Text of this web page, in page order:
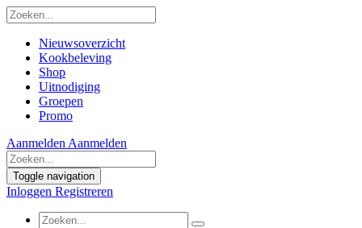
Nieuwsoverzicht
Kookbeleving
Shop
Uitnodiging
Groepen
Promo
Aanmelden Aanmelden
Toggle navigation
Inloggen Registreren